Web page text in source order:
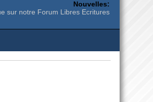
Nouvelles:
sur notre Forum Libres Ecritures